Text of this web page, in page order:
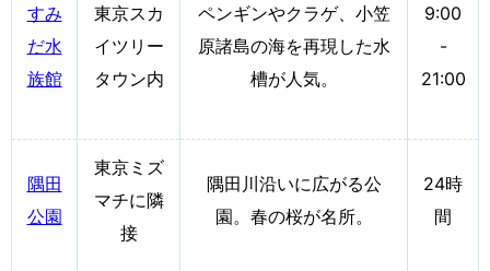
すみ
だ水
族館
東京スカ
イツリー
タウン内
ペンギンやクラゲ、小笠
原諸島の海を再現した水
槽が人気。
9:00
-
21:00
隅田
公園
東京ミズ
マチに隣
接
隅田川沿いに広がる公
園。春の桜が名所。
24時
間